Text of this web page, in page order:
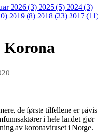
2026 (3) 2025 (5) 2024 (3)
2019 (8) 2018 (23) 2017 (11)
Korona
de første tilfellene er
i hele landet gjør
av koronaviruset i Norge.